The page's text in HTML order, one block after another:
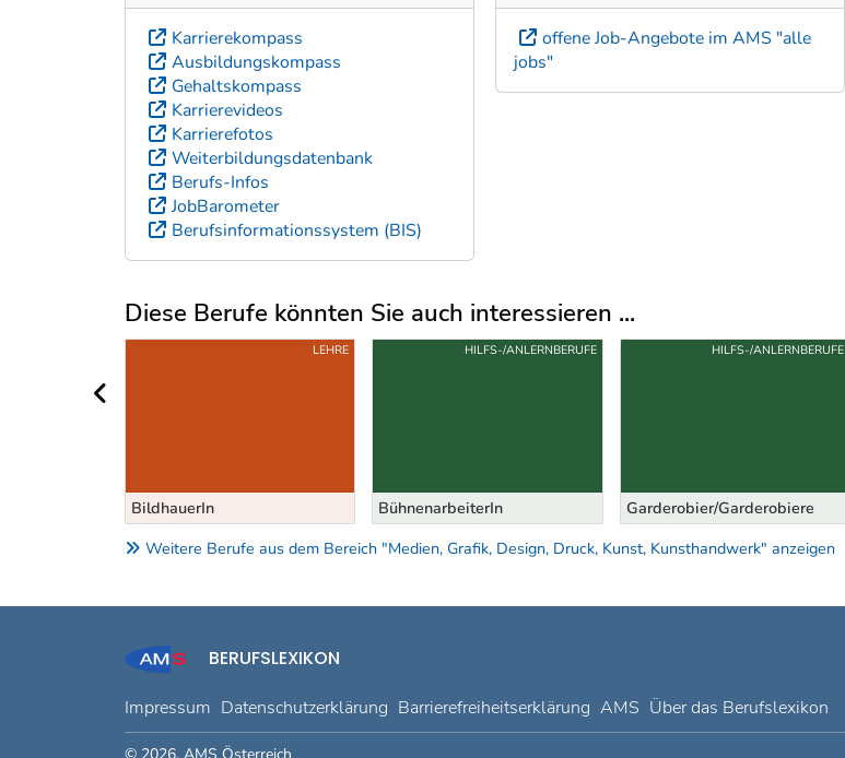
Karrierekompass
Ausbildungskompass
Gehaltskompass
Karrierevideos
Karrierefotos
Weiterbildungsdatenbank
Berufs-Infos
JobBarometer
Berufsinformationssystem (BIS)
offene Job-Angebote im AMS "alle
jobs"
Diese Berufe könnten Sie auch interessieren ...
Uber weitere Berufsvorschläge
BildhauerIn
LEHRE
BühnenarbeiterIn
HILFS-/ANLERNBERUFE
Garderobier/Garderobiere
HILFS-/ANLERNBERUFE
Weitere Berufe aus dem Bereich "Medien, Grafik, Design, Druck, Kunst, Kunsthandwerk" anzeigen
BERUFSLEXIKON
Impressum Datenschutzerklärung Barrierefreiheitserklärung AMS Über das Berufslexikon